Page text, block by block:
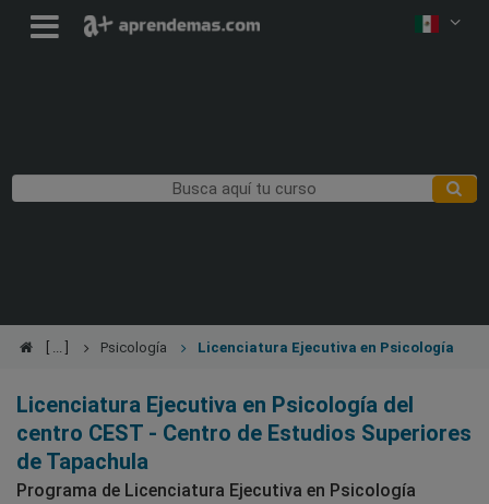
Psicología Licenciatura Ejecutiva en Psicología
Licenciatura Ejecutiva en Psicología del
centro CEST - Centro de Estudios Superiores
de Tapachula
Programa de Licenciatura Ejecutiva en Psicología